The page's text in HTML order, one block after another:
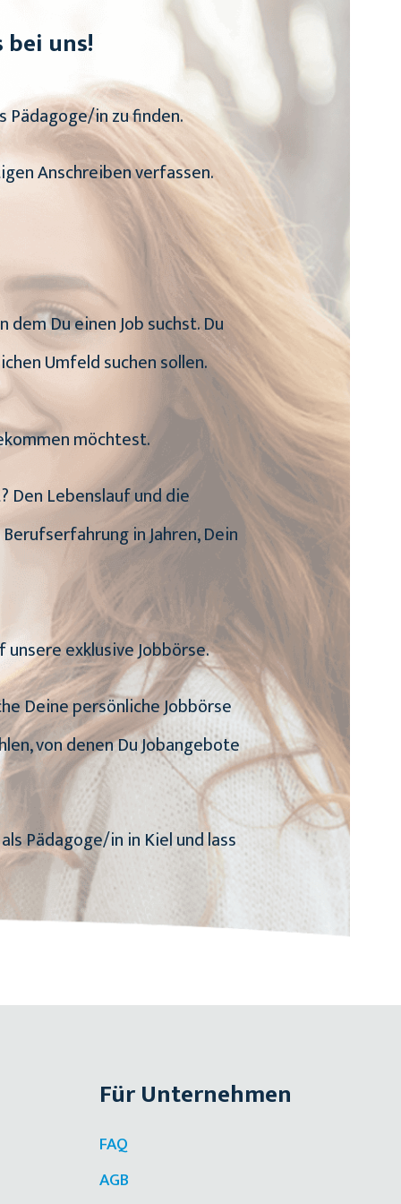
uns!
Pädagoge/in zu finden.
Anschreiben verfassen.
Du einen Job suchst. Du
Umfeld suchen sollen.
möchtest.
Den Lebenslauf und die
in Jahren, Dein
exklusive Jobbörse.
Deine persönliche Jobbörse
von denen Du Jobangebote
Pädagoge/in in Kiel und lass
Für Unternehmen
FAQ
AGB